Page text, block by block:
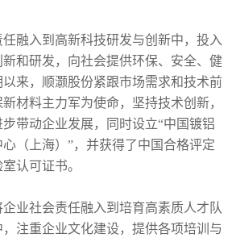
融入到高新科技研发与创新中，投入
和研发，向社会提供环保、安全、健
来，顺灏股份紧跟市场需求和技术前
材料主力军为使命，坚持技术创新，
带动企业发展，同时设立“中国镀铝
（上海）”，并获得了中国合格评定
认可证书。
业社会责任融入到培育高素质人才队
注重企业文化建设，提供各项培训与